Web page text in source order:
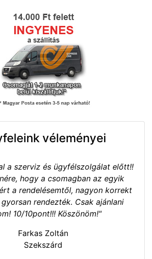
véleményei
a szerviz és ügyfélszolgálat előtt!!
hogy a csomagban az egyik
a rendelésemtől, nagyon korrekt
rendezték. Csak ajánlani
10/10pont!!! Köszönöm!"
Farkas Zoltán
Szekszárd